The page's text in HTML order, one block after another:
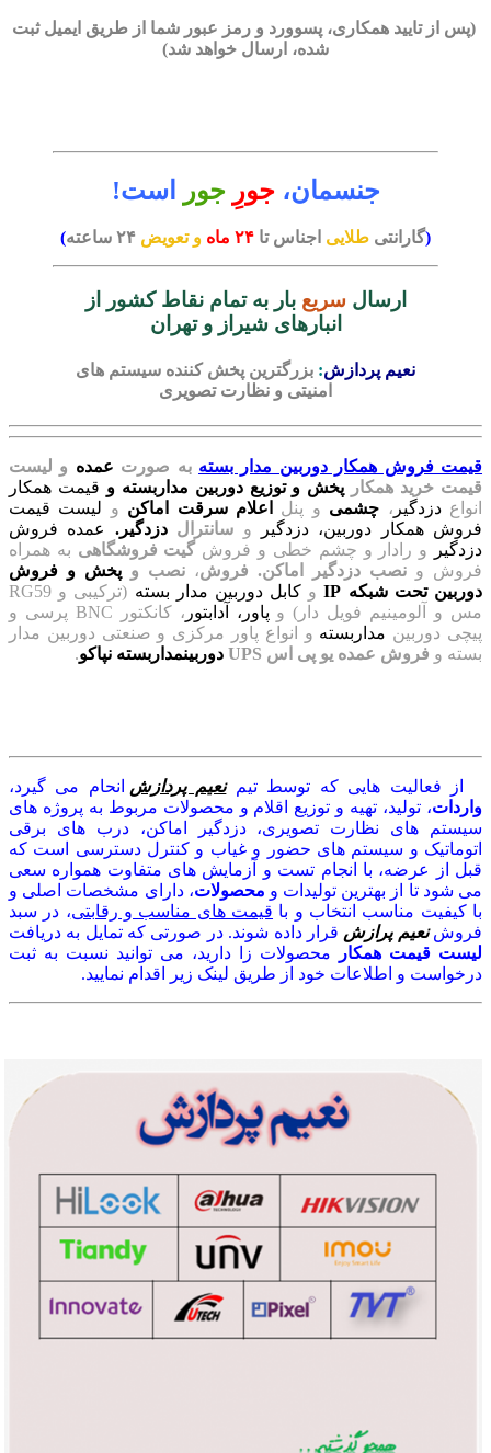
(پس از تایید همکاری، پسوورد و رمز عبور شما از طریق ایمیل ثبت
شده، ارسال خواهد شد)
جنسمان، جورِ جور است!
(گارانتی طلایی اجناس تا ۲۴ ماه و تعویض ۲۴ ساعته )
ارسال سریعبار به تمام نقاط کشور از
انبارهای شیراز و تهران
نعیم پردازش: بزرگترین پخش کننده سیستم های
امنیتی و نظارت تصویری
قیمت فروش همکار دوربین مدار بسته به صورت عمده و لیست
قیمت خرید همکار پخش و توزیع دوربین مداربسته و قیمت همکار
انواعدزدگیر ، چشمی و پنل اعلام سرقت اماکن و لیست قیمت
فروش همکار دوربین، دزدگیر و سانترالدزدگیر.
عمده فروش
دزدگیر
و رادار و چشم خطی و فروشگیت فروشگاهی به همراه
فروش و نصب دزدگیر اماکن. فروش، نصب و پخش و فروش
دوربین تحت شبکه IP
و کابل دوربین مدار بسته
(ترکیبی و RG59
مس و آلومینیم فویل دار) و پاور، آدابتور
، کانکتور BNC پرسی و
پیچی دوربین مداربسته و انواع پاور مرکزی و صنعتی دوربین مدار
بسته و فروش عمده یو پی اس UPS دوربینمداربسته نپاکو.
از فعالیت هایی که توسط تیمنعیم پردازش انحام می گیرد،
واردات، تولید، تهیه و توزیع اقلام و محصولات مربوط به پروژه های
سیستم های نظارت تصویری، دزدگیر اماکن، درب های برقی
اتوماتیک و سیستم های حضور و غیاب و کنترل دسترسی است که
قبل از عرضه، با انجام تست و آزمایش های متفاوت همواره سعی
می شود تا از بهترین تولیدات و محصولات، دارای مشخصات اصلی و
با کیفیت مناسب انتخاب و با قیمت های مناسب و رقابتی، در سبد
فروشنعیم پرازش قرار داده شوند. در صورتی که تمایل به دریافت
لیست قیمت همکار
محصولات زا دارید، می توانید نسبت به ثبت
درخواست و اطلاعات خود از طریق لینک زیر اقدام نمایید.